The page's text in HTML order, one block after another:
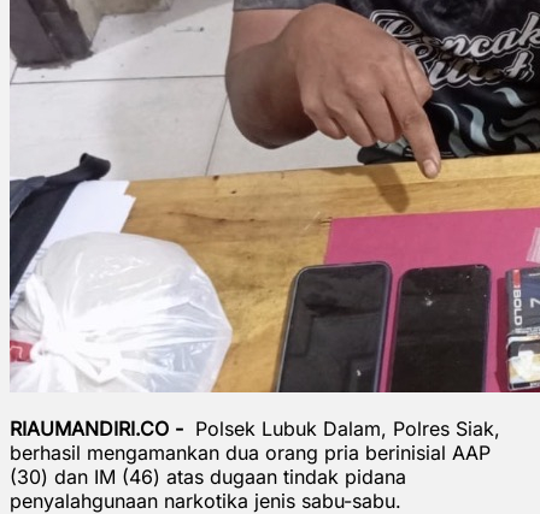
RIAUMANDIRI.CO - Polsek Lubuk Dalam, Polres Siak,
berhasil mengamankan dua orang pria berinisial AAP
(30) dan IM (46) atas dugaan tindak pidana
penyalahgunaan narkotika jenis sabu-sabu.